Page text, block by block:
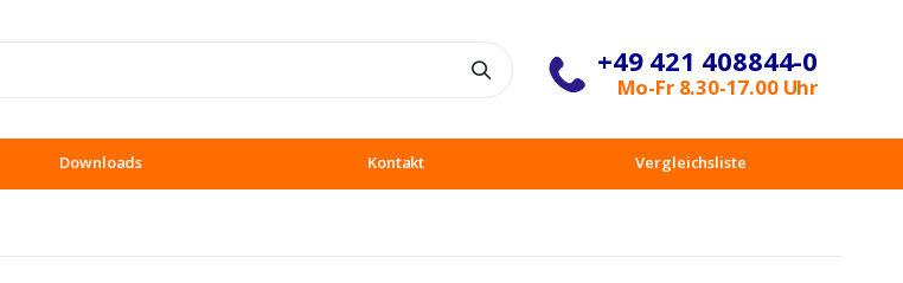
+49 421 408844-0
Mo-Fr 8.30-17.00 Uhr
Downloads Kontakt Vergleichsliste